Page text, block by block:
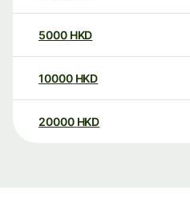
5000 HKD
10000 HKD
20000 HKD